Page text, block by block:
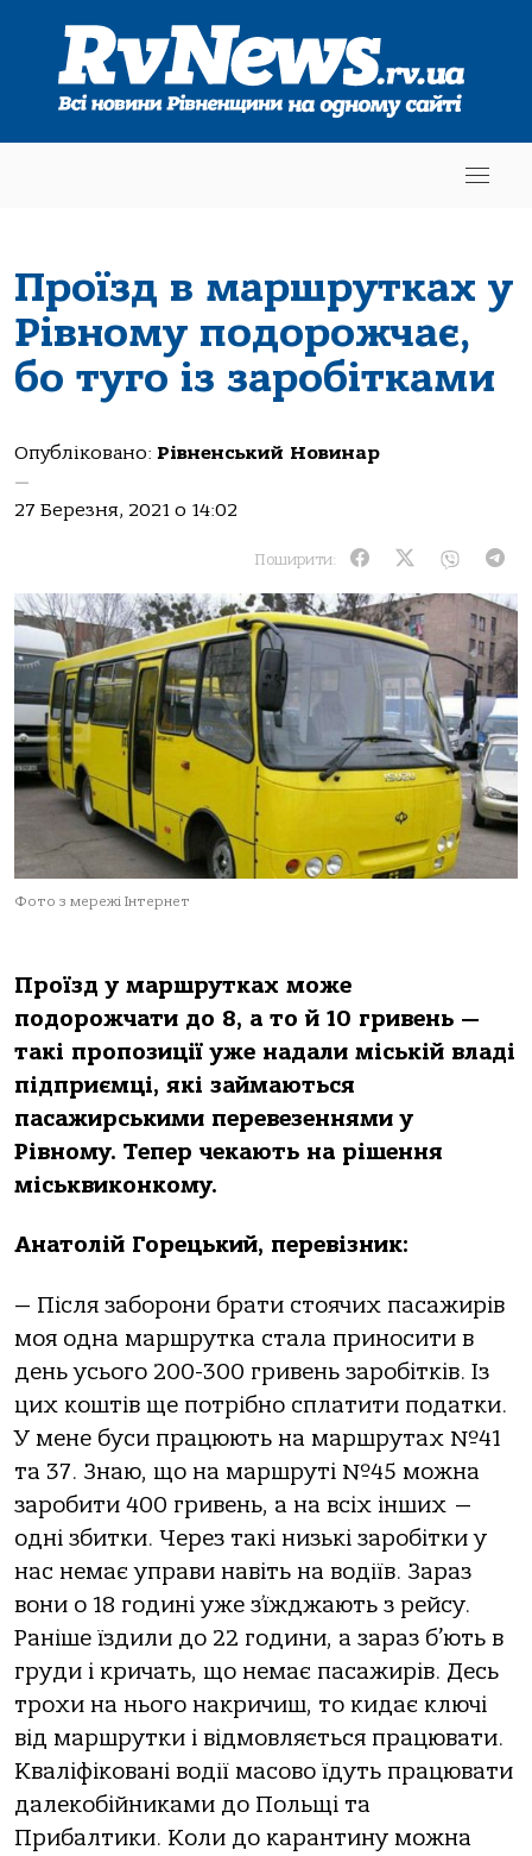
Проїзд в маршрутках у
Рівному подорожчає,
бо туго із заробітками
Опубліковано: Рівненський Новинар
—
27 Березня, 2021 о 14:02
Поширити:
Фото з мережі Інтернет
Проїзд у маршрутках може
подорожчати до 8, а то й 10 гривень —
такі пропозиції уже надали міській владі
підприємці, які займаються
пасажирськими перевезеннями у
Рівному. Тепер чекають на рішення
міськвиконкому.
Анатолій Горецький, перевізник:
— Після заборони брати стоячих пасажирів
моя одна маршрутка стала приносити в
день усього 200-300 гривень заробітків. Із
цих коштів ще потрібно сплатити податки.
У мене буси працюють на маршрутах №41
та 37. Знаю, що на маршруті №45 можна
заробити 400 гривень, а на всіх інших —
одні збитки. Через такі низькі заробітки у
нас немає управи навіть на водіїв. Зараз
вони о 18 годині уже з’їжджають з рейсу.
Раніше їздили до 22 години, а зараз б’ють в
груди і кричать, що немає пасажирів. Десь
трохи на нього накричиш, то кидає ключі
від маршрутки і відмовляється працювати.
Кваліфіковані водії масово їдуть працювати
далекобійниками до Польщі та
Прибалтики. Коли до карантину можна